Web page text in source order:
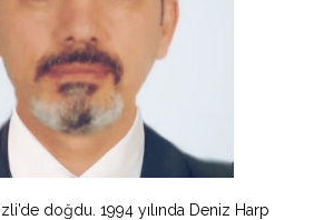
doğdu. 1994 yılında Deniz Harp